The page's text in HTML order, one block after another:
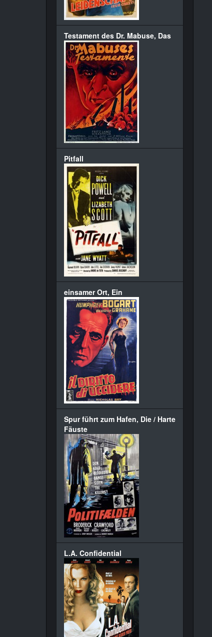
Testament des Dr. Mabuse, Das
Pitfall
einsamer Ort, Ein
Spur führt zum Hafen, Die / Harte
Fäuste
L.A. Confidential